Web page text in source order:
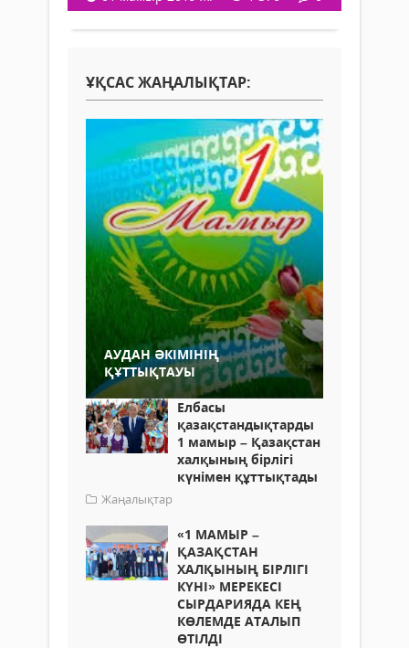
ҰҚСАС ЖАҢАЛЫҚТАР:
АУДАН ӘКІМІНІҢ
ҚҰТТЫҚТАУЫ
Елбасы
қазақстандықтарды
1 мамыр – Қазақстан
халқының бірлігі
күнімен құттықтады
Жаңалықтар
«1 МАМЫР –
ҚАЗАҚСТАН
ХАЛҚЫНЫҢ БІРЛІГІ
КҮНІ» МЕРЕКЕСІ
СЫРДАРИЯДА КЕҢ
КӨЛЕМДЕ АТАЛЫП
ӨТІЛДІ